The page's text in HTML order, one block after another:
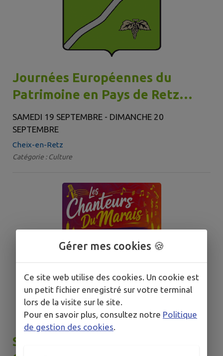
Journées Européennes du
Patrimoine en Pays de Retz
2026
SAMEDI 19 SEPTEMBRE - DIMANCHE 20
SEPTEMBRE
Cheix-en-Retz
Catégorie : Culture
Séances découvertes - Les
Gérer mes cookies 🍪
Ce site web utilise des cookies. Un cookie est
un petit fichier enregistré sur votre terminal
lors de la visite sur le site.
Pour en savoir plus, consultez notre Politique
de gestion des cookies